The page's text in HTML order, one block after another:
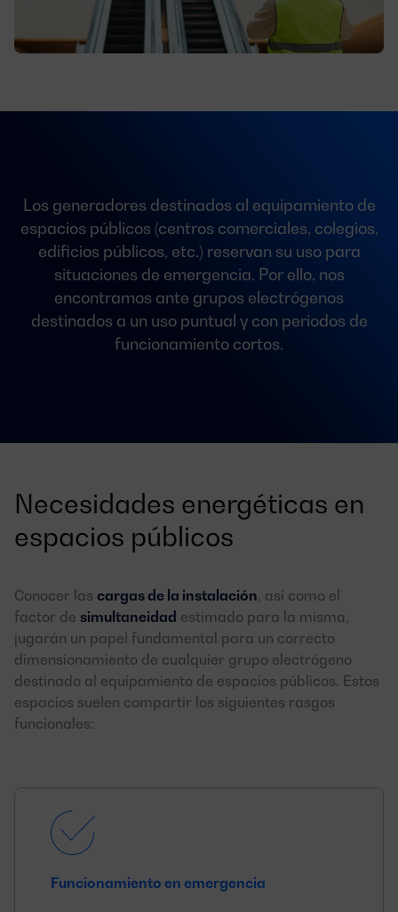
Los generadores destinados al equipamiento de
espacios públicos (centros comerciales, colegios,
edificios públicos, etc.) reservan su uso para
situaciones de emergencia. Por ello, nos
encontramos ante grupos electrógenos
destinados a un uso puntual y con periodos de
funcionamiento cortos.
Necesidades energéticas en
espacios públicos
Conocer las cargas de la instalación, así como el
factor de simultaneidad estimado para la misma,
jugarán un papel fundamental para un correcto
dimensionamiento de cualquier grupo electrógeno
destinado al equipamiento de espacios públicos. Estos
espacios suelen compartir los siguientes rasgos
funcionales:
Funcionamiento en emergencia